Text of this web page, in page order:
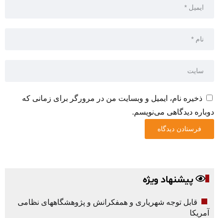
ذخیره نام، ایمیل و وبسایت من در مرورگر برای زمانی که
دوباره دیدگاهی می‌نویسم.
پیشنهاد ویژه
قابل توجه شهریاری و همفکرانش و پژوهشگاههای نظامی
آمریکا